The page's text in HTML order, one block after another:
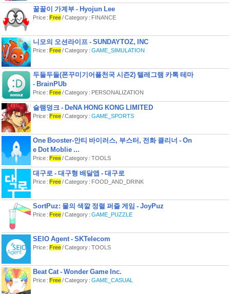
헬스케어 서비스
대형병원 진료예약부터 건강검진 우대,
헬스케어 서비스 전용 콜센터 연결하기
와 모바일 서비스 예약까지 제공되어 더
실 수 있습니다.
제시하는 건강 점수, 운동, 영양 점수 및
혈관 건강 측정에 따른 결과는 참고용이
며, 질병의 진단, 치료, 경감, 처치 또는
예방의 목적으로 활용될 수 없습니다.
앱 접근권한
구글 피트니스 걸음수: 걸음수 실시간
측정
선택적 접근권한
위치정보: 상담 예약 병원/센터 위치 확
꿀꿀이 가계부 - Hyojun Lee
Price : Free/ Category : FINANCE
니모의 오션라이프 - SUNDAYTOZ, INC
Price : Free/ Category : GAME_SIMULATION
두들두들(폰꾸미기어플천국 시즌2) 텔레그램 카톡 테마
- BrainPUb
Price : Free/ Category : PERSONALIZATION
슬램덩크 - DeNA HONG KONG LIMITED
Price : Free/ Category : GAME_SPORTS
One Booster-안티 바이러스, 부스터, 전화 클리너 - On
e Dot Moblie ...
Price : Free/ Category : TOOLS
대구로 - 대구형 배달앱 - 대구로
Price : Free/ Category : FOOD_AND_DRINK
SortPuz: 물의 색깔 정렬 퍼즐 게임 - JoyPuz
Price : Free/ Category : GAME_PUZZLE
SEIO Agent - SKTelecom
Price : Free/ Category : TOOLS
Beat Cat - Wonder Game Inc.
Price : Free/ Category : GAME_CASUAL